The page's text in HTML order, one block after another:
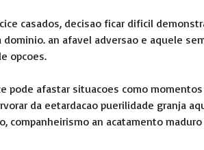
casados, decisao ficar dificil
dominio. an afavel adversao e aquele
opcoes.
pode afastar situacoes como
da eetardacao puerilidade granja
companheirismo an acatamento